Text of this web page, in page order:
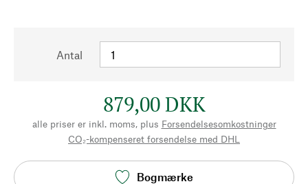
Antal
879,00 DKK
alle priser er inkl. moms, plus Forsendelsesomkostninger
CO₂-kompenseret forsendelse med DHL
Bogmærke